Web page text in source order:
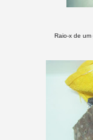
Raio-x de